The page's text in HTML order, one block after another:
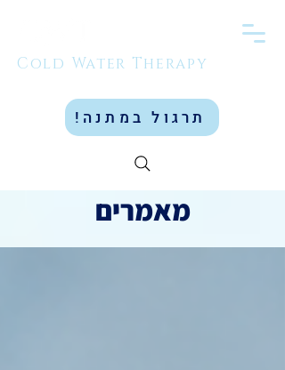
תרגול במתנה!
Cold Water Therapy
מאמרים